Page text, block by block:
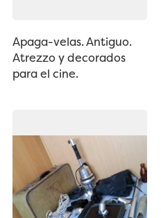
Apaga-velas. Antiguo.
Atrezzo y decorados
para el cine.